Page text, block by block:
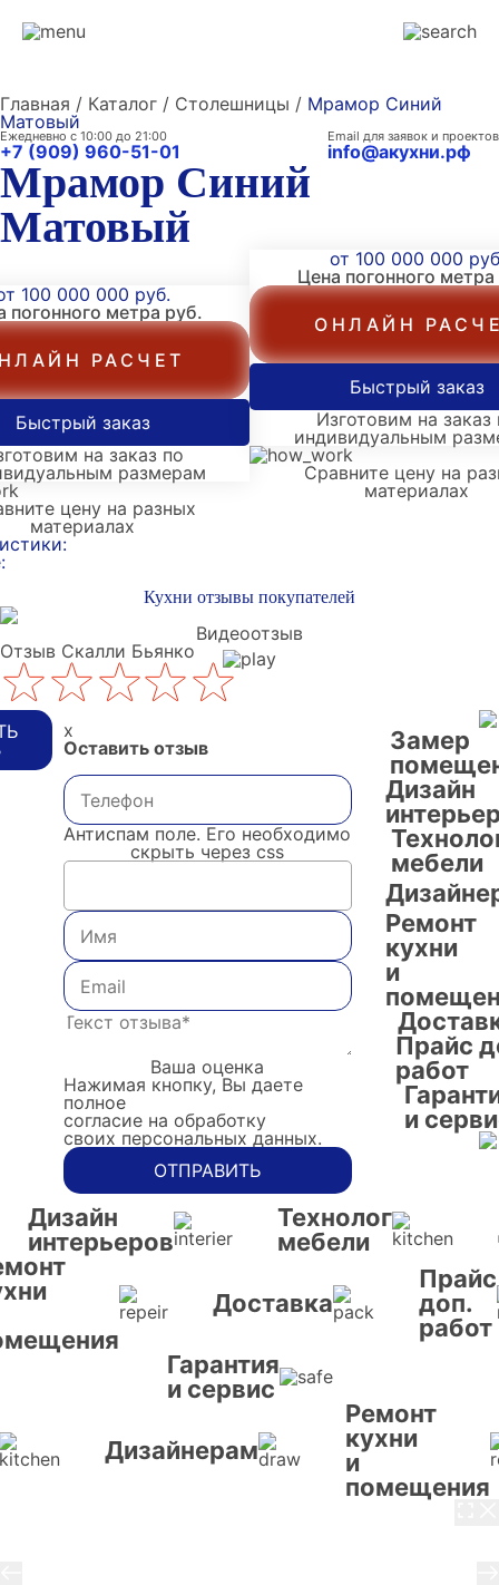
Главная / Каталог / Столешницы / Мрамор Синий
Матовый
Ежедневно с 10:00 до 21:00
+7 (909) 960-51-01
Email для заявок и проектов
info@акухни.рф
Мрамор Синий
Матовый
100 000 000 руб.
погонного метра руб.
РАСЧЕТ
Быстрый заказ
на заказ по
размерам
цену на разных
материалах
от 100 000 000
Цена погонного метра
ОНЛАЙН
Быстрый заказ
Изготовим на заказ
индивидуальным
Сравните цену на
материалах
Кухни отзывы покупателей
Видеоотзыв
Отзыв Скалли Бьянко
x
Оставить отзыв
Антиспам поле. Его необходимо
скрыть через css
Ваша оценка
Нажимая кнопку, Вы даете
полное
согласие на обработку
своих персональных данных.
ОТПРАВИТЬ
Замер
Дизайн
мебели
Ремонт
кухни
и
Прайс
работ
и
Дизайн
интерьеров
Технолог
мебели
Доставка
Прайс
доп.
работ
Гарантия
и сервис
Дизайнерам
Ремонт
кухни
и
помещения